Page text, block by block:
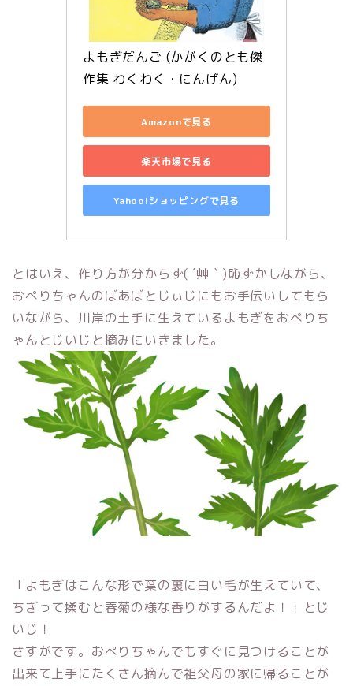
よもぎだんご (かがくのとも傑
作集 わくわく・にんげん)
Amazonで見る
楽天市場で見る
Yahoo!ショッピングで見る
とはいえ、作り方が分からず( ´艸｀)恥ずかしながら、
おぺりちゃんのばあばとじぃじにもお手伝いしてもら
いながら、川岸の土手に生えているよもぎをおぺりち
ゃんとじいじと摘みにいきました。
「よもぎはこんな形で葉の裏に白い毛が生えていて、
ちぎって揉むと春菊の様な香りがするんだよ！」とじ
いじ！
さすがです。おぺりちゃんでもすぐに見つけることが
出来て上手にたくさん摘んで祖父母の家に帰ることが